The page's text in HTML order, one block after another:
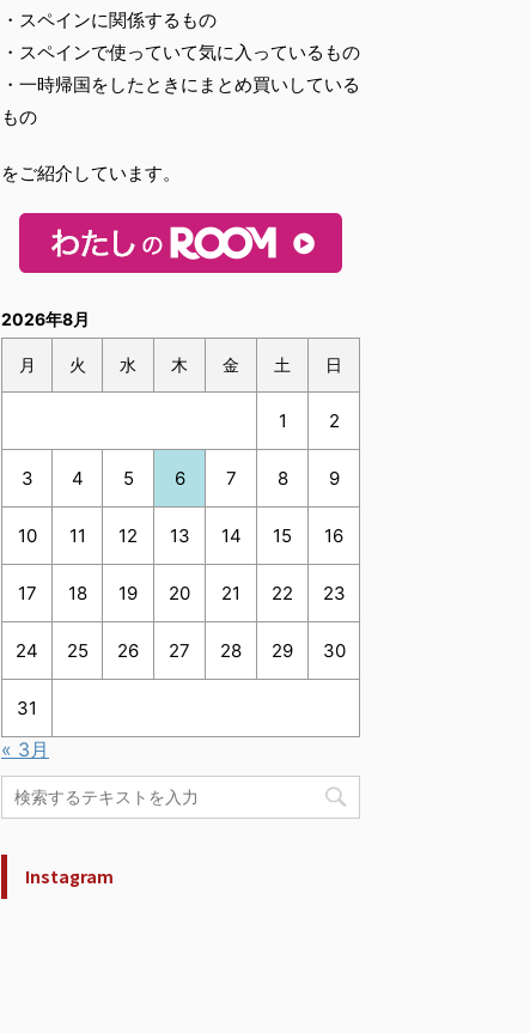
・スペインに関係するもの
・スペインで使っていて気に入っているもの
・一時帰国をしたときにまとめ買いしている
もの
をご紹介しています。
2026年8月
月 火 水 木 金 土 日
1 2
3 4 5 6 7 8 9
10 11 12 13 14 15 16
17 18 19 20 21 22 23
24 25 26 27 28 29 30
31
« 3月
Instagram